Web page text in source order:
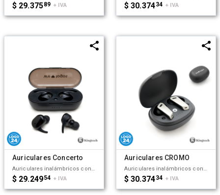
$ 29.37589 + IVA $ 30.37434 + IVA
Auriculares Concerto
$ 29.24954 + IVA
Auriculares CROMO
$ 30.37434 + IVA